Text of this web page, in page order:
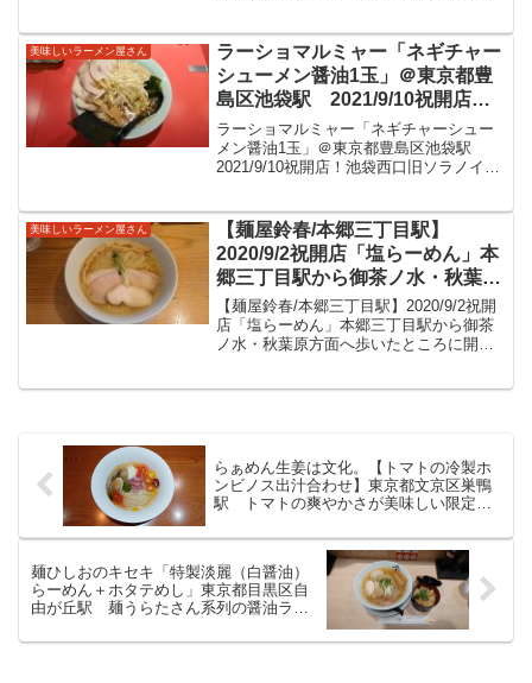
けて新年早々正月限定があるとのことで
訪問。・・・も１４時半ご...
美味しいラーメン屋さん
ラーショマルミャー「ネギチャー
シューメン醤油1玉」＠東京都豊
島区池袋駅 2021/9/10祝開店！
池袋西口旧ソラノイロ池袋の場所
になります。細めの麺に背脂の浮
いた豚骨醤油は想像よりもあっさ
した。
ラーショマルミャー「ネギチャーシュー
メン醤油1玉」＠東京都豊島区池袋駅
2021/9/10祝開店！池袋西口旧ソラノイロ
美味しいラーメンをいただきました。ラ
ーショマルミャー...
美味しいラーメン屋さん
【麺屋鈴春/本郷三丁目駅】
2020/9/2祝開店「塩らーめん」本
郷三丁目駅から御茶ノ水・秋葉原
方面へ歩いたところに開店。鶏清
湯でふくよかに美味しい鶏清湯ス
ープと厚いチャーシュー細い麺が
【麺屋鈴春/本郷三丁目駅】2020/9/2祝開
店「塩らーめん」本郷三丁目駅から御茶
ノ水・秋葉原方面へ歩いたところに開
らぁめん生姜は文化。【トマトの冷製ホ
ンビノス出汁合わせ】東京都文京区巣鴨
駅 トマトの爽やかさが美味しい限定メ
麺ひしおのキセキ「特製淡麗（白醤油）
らーめん＋ホタテめし」東京都目黒区自
由が丘駅 麺うらたさん系列の醤油ラー